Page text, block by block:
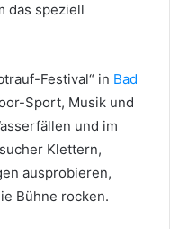
das speziell
Festival“ in Bad
Sport, Musik und
und im
Klettern,
ausprobieren,
Bühne rocken.